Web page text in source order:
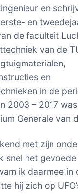
en
en
de faculteit
van de
en
in de
2003 – 2017
Generale van
met zijn
snel het
ik daarmee in
hij zich op